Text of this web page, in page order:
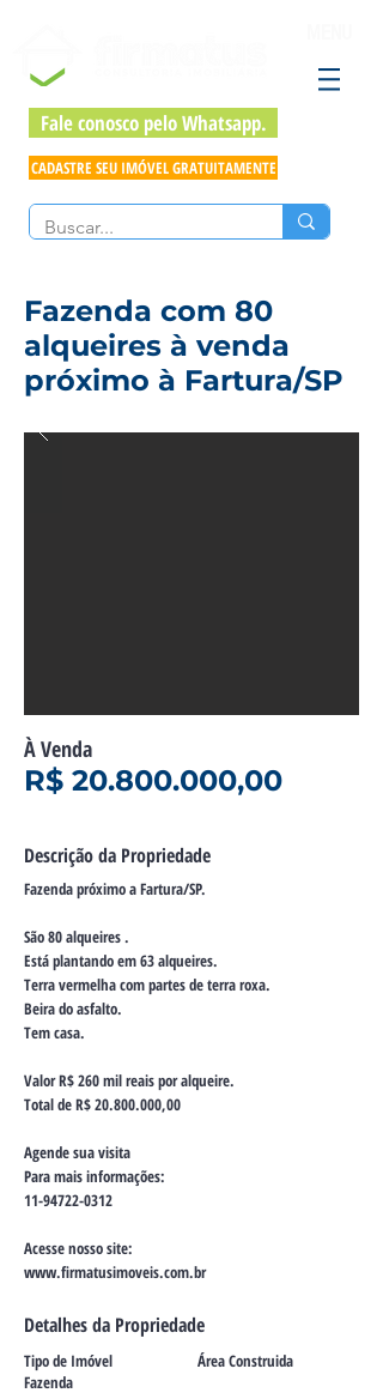
Fale conosco pelo Whatsapp.
CADASTRE SEU IMÓVEL GRATUITAMENTE
Fazenda com 80
alqueires à venda
próximo à Fartura/SP
À Venda
R$ 20.800.000,00
Descrição da Propriedade
Fazenda próximo a Fartura/SP.
São 80 alqueires .
Está plantando em 63 alqueires.
Terra vermelha com partes de terra roxa.
Beira do asfalto.
Tem casa.
Valor R$ 260 mil reais por alqueire.
Total de R$20.800.000,00
Agende sua visita
Para mais informações:
11-94722-0312
Acesse nosso site:
www.firmatusimoveis.com.br
Detalhes da Propriedade
Tipo de Imóvel
Fazenda
Área Construida